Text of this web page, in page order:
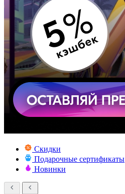
Скидки
Подарочные сертификаты
Новинки